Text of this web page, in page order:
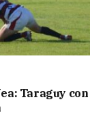
Taraguy